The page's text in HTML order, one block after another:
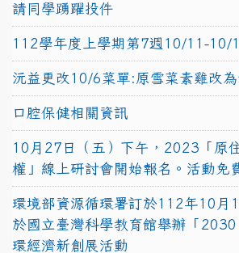
請同學踴躍投件
112學年度上學期第7週10/11-10/
沅益更改10/6菜單:原雪菜素雞改
口腔保健相關資訊
10月27日（五）下午，2023「原
權」線上研討會開始報名。活動免
環境部資源循環署訂於112年10月
於國立臺灣科學教育館舉辦「
環經濟新創展活動